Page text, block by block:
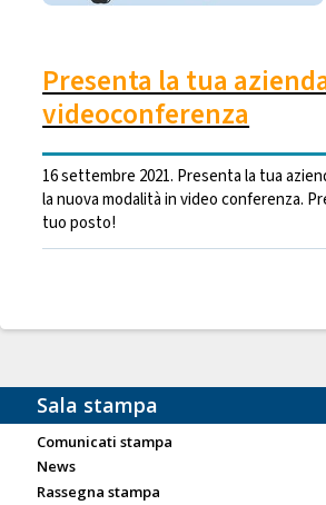
Presenta la tua
videoconferenza
16 settembre 2021. Presenta la tua
la nuova modalità in video conferenza.
tuo posto!
Sala stampa
Comunicati stampa
News
Rassegna stampa